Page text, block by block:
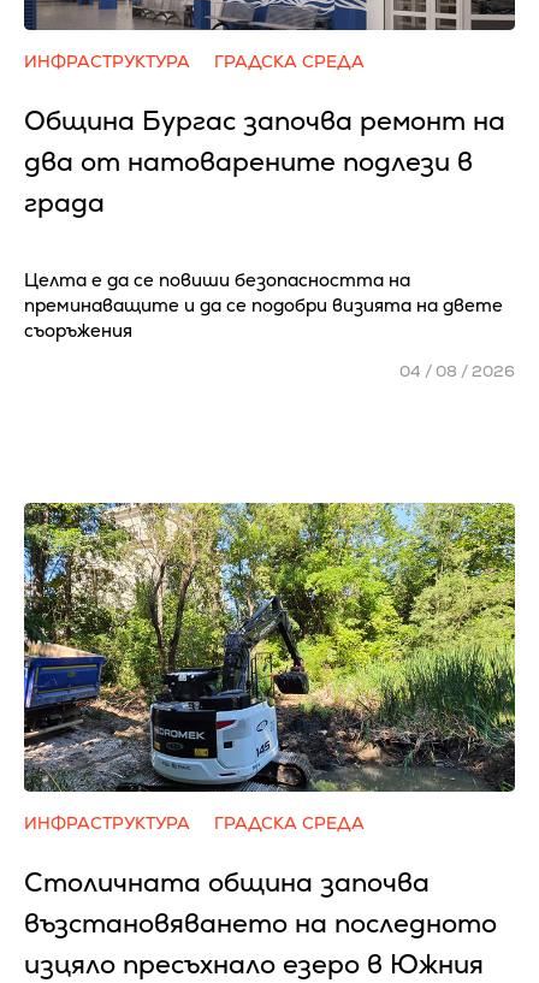
ИНФРАСТРУКТУРА ГРАДСКА СРЕДА
Община Бургас започва ремонт на
два от натоварените подлези в
града
Целта е да се повиши безопасността на
преминаващите и да се подобри визията на двете
съоръжения
04 / 08 / 2026
ИНФРАСТРУКТУРА ГРАДСКА СРЕДА
Столичната община започва
възстановяването на последното
изцяло пресъхнало езеро в Южния